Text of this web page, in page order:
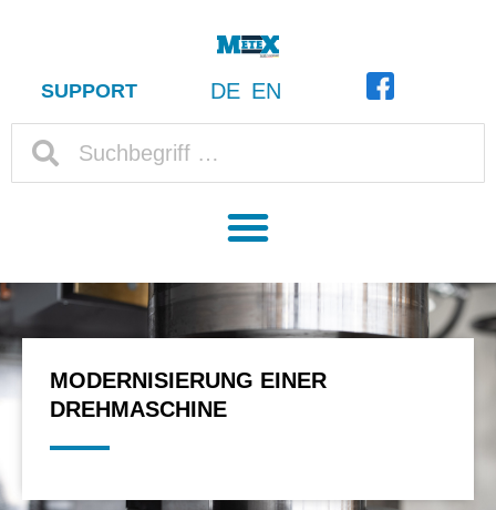
SUPPORT DE EN
MODERNISIERUNG EINER
DREHMASCHINE